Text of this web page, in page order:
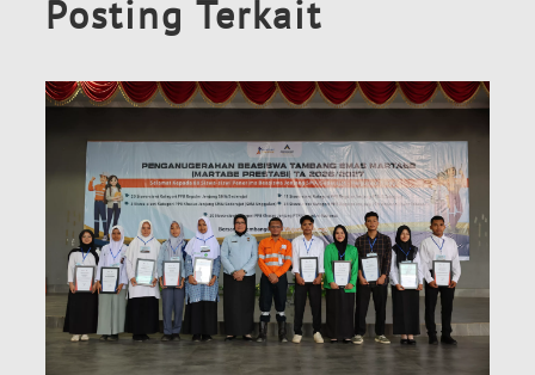
Posting Terkait